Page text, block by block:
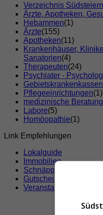
Verzeichnis
Ärzte, Apotheken,
Hebammen(1)
Ärzte(155)
Apotheken(11)
Krankenhäuser,
Sanatorien(4)
Therapeuten(24)
Psychiater -
Gebietskrankenkassen
Pflegeeinrichtungen(1)
medizinische
Labore(5)
Homöopathie(1)
Link Empfehlungen
Lokalguide
Immobilien
Schnäppchen
Gutscheine & Rabatte
Veranstaltungen